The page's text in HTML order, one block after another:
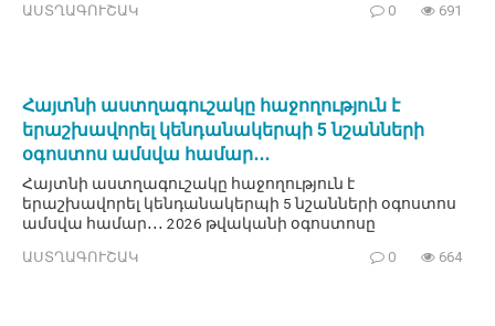
ԱՍՏՂԱԳՈՒՇԱԿ 0 691
Հայտնի աստղագուշակը հաջողություն է
երաշխավորել կենդանակերպի 5 նշանների
օգոստոս ամսվա համար․․․
Հայտնի աստղագուշակը հաջողություն է
երաշխավորել կենդանակերպի 5 նշանների օգոստոս
ամսվա համար․․․ 2026 թվականի օգոստոսը
ԱՍՏՂԱԳՈՒՇԱԿ 0 664